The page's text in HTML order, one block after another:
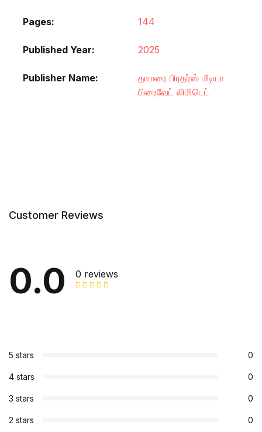
Pages 144
Published Year 2025
Publisher Name
தாமரை பிரதர்ஸ் மீடியா
பிரைவேட் லிமிடெட்
Customer Reviews
0.0 0 reviews
5 stars 0
4 stars 0
3 stars 0
2 stars 0